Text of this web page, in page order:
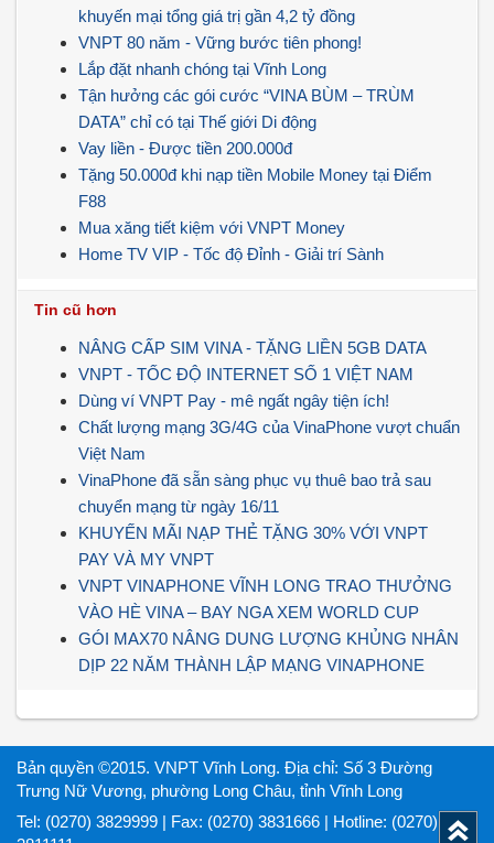
khuyến mại tổng giá trị gần 4,2 tỷ đồng
VNPT 80 năm - Vững bước tiên phong!
Lắp đặt nhanh chóng tại Vĩnh Long
Tận hưởng các gói cước “VINA BÙM – TRÙM
DATA” chỉ có tại Thế giới Di động
Vay liền - Được tiền 200.000đ
Tặng 50.000đ khi nạp tiền Mobile Money tại Điểm
F88
Mua xăng tiết kiệm với VNPT Money
Home TV VIP - Tốc độ Đỉnh - Giải trí Sành
Tin cũ hơn
NÂNG CẤP SIM VINA - TẶNG LIỀN 5GB DATA
VNPT - TỐC ĐỘ INTERNET SỐ 1 VIỆT NAM
Dùng ví VNPT Pay - mê ngất ngây tiện ích!
Chất lượng mạng 3G/4G của VinaPhone vượt chuẩn
Việt Nam
VinaPhone đã sẵn sàng phục vụ thuê bao trả sau
chuyển mạng từ ngày 16/11
KHUYẾN MÃI NẠP THẺ TẶNG 30% VỚI VNPT
PAY VÀ MY VNPT
VNPT VINAPHONE VĨNH LONG TRAO THƯỞNG
VÀO HÈ VINA – BAY NGA XEM WORLD CUP
GÓI MAX70 NÂNG DUNG LƯỢNG KHỦNG NHÂN
DỊP 22 NĂM THÀNH LẬP MẠNG VINAPHONE
Bản quyền ©2015. VNPT Vĩnh Long. Địa chỉ: Số 3 Đường
Trưng Nữ Vương, phường Long Châu, tỉnh Vĩnh Long
Tel: (0270) 3829999 | Fax: (0270) 3831666 | Hotline: (0270)